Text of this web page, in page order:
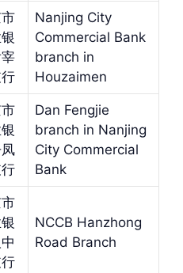
Nanjing City
Commercial Bank
branch in
Houzaimen
Dan Fengjie
branch in Nanjing
City Commercial
Bank
NCCB Hanzhong
Road Branch